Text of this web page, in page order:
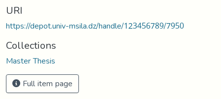
URI
https://depot.univ-msila.dz/handle/123456789/7950
Collections
Master Thesis
Full item page